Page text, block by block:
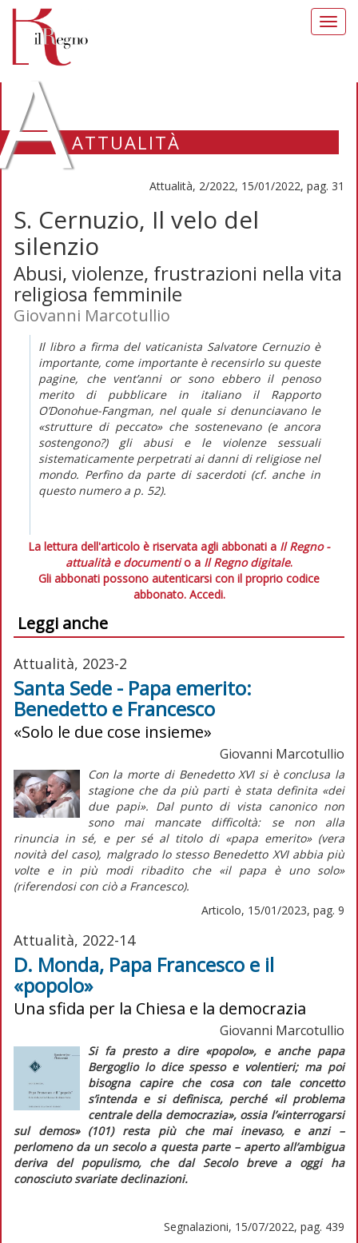
ATTUALITÀ
Attualità, 2/2022, 15/01/2022, pag. 31
S. Cernuzio, Il velo del
silenzio
Abusi, violenze, frustrazioni nella vita
religiosa femminile
Giovanni Marcotullio
Il libro a firma del vaticanista Salvatore Cernuzio è
importante, come importante è recensirlo su queste
pagine, che vent’anni or sono ebbero il penoso
merito di pubblicare in italiano il Rapporto
O’Donohue-Fangman, nel quale si denunciavano le
«strutture di peccato» che sostenevano (e ancora
sostengono?) gli abusi e le violenze sessuali
sistematicamente perpetrati ai danni di religiose nel
mondo. Perfino da parte di sacerdoti (cf. anche in
questo numeroa p. 52).
La lettura dell'articolo è riservata agli abbonati a Il Regno -
attualità e documentio a Il Regno digitale.
Gli abbonati possono autenticarsi con il proprio codice
abbonato. Accedi.
Leggi anche
Attualità, 2023-2
Santa Sede - Papa emerito:
Benedetto e Francesco
«Solo le due cose insieme»
Giovanni Marcotullio
Con la morte di Benedetto XVI si è conclusa la
stagione che da più parti è stata definita «dei
due papi». Dal punto di vista canonico non
sono mai mancate difficoltà: se non alla
rinuncia in sé, e per sé al titolo di «papa emerito» (vera
novità del caso), malgrado lo stesso Benedetto XVI abbia più
volte e in più modi ribadito che «il papa è uno solo»
(riferendosi con ciò a Francesco).
Articolo, 15/01/2023, pag. 9
Attualità, 2022-14
D. Monda, Papa Francesco e il
«popolo»
Una sfida per la Chiesa e la democrazia
Giovanni Marcotullio
Si fa presto a dire «popolo», e anche papa
Bergoglio lo dice spesso e volentieri; ma poi
bisogna capire che cosa con tale concetto
s’intenda e si definisca, perché «il problema
centrale della democrazia», ossia l’«interrogarsi
sul demos» (101) resta più che mai inevaso, e anzi –
perlomeno da un secolo a questa parte – aperto all’ambigua
deriva del populismo, che dal Secolo breve a oggi ha
conosciuto svariate declinazioni.
Segnalazioni, 15/07/2022, pag. 439